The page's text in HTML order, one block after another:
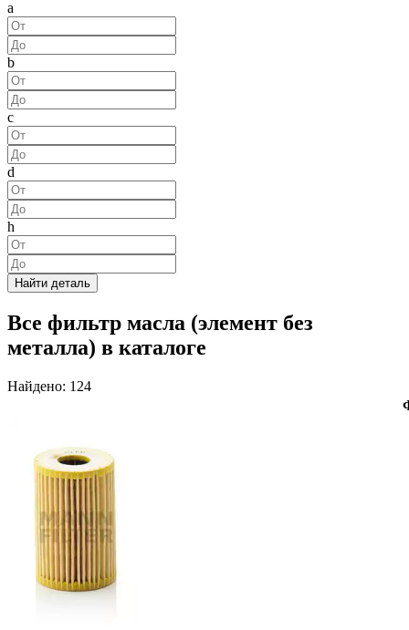
a
b
c
d
h
Найти деталь
Все фильтр масла (элемент без
металла) в каталоге
Найдено: 124